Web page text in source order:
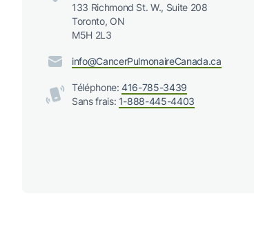
133 Richmond St. W., Suite 208
Toronto, ON
M5H 2L3
info@CancerPulmonaireCanada.ca
Téléphone:416-785-3439
Sans frais: 1-888-445-4403